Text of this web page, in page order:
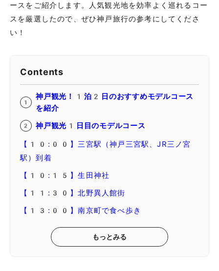
ースをご紹介します。人気観光地を効率よく巡れるコー
スを厳選したので、ぜひ神戸旅行の参考にしてくださ
い！
Contents
神戸観光！1泊2日のおすすめモデルコース
を紹介
神戸観光1日目のモデルコース
【10:00】三宮駅（神戸三宮駅、JR三ノ宮
駅）到着
【10:15】生田神社
【11:30】北野異人館街
【13:00】南京町で食べ歩き
もっとみる